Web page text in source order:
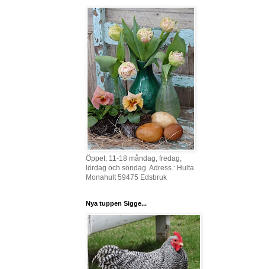
Öppet: 11-18 måndag, fredag,
lördag och söndag. Adress : Hulta
Monahult 59475 Edsbruk
Nya tuppen Sigge...